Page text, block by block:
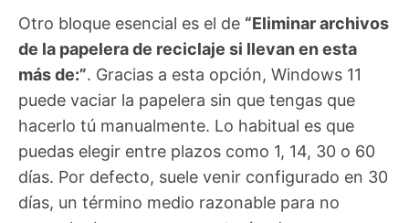
Otro bloque esencial es el de “Eliminar archivos
de la papelera de reciclaje si llevan en esta
más de:”. Gracias a esta opción, Windows 11
puede vaciar la papelera sin que tengas que
hacerlo tú manualmente. Lo habitual es que
puedas elegir entre plazos como 1, 14, 30 o 60
días. Por defecto, suele venir configurado en 30
días, un término medio razonable para no